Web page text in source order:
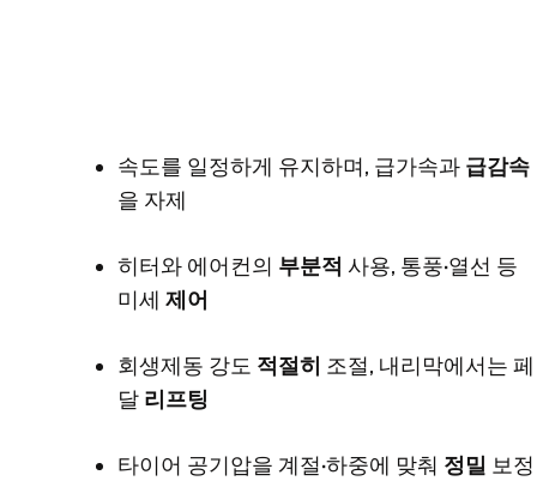
속도를 일정하게 유지하며, 급가속과 급감속
을 자제
히터와 에어컨의 부분적 사용, 통풍·열선 등
미세 제어
회생제동 강도 적절히 조절, 내리막에서는 페
달 리프팅
타이어 공기압을 계절·하중에 맞춰 정밀 보정